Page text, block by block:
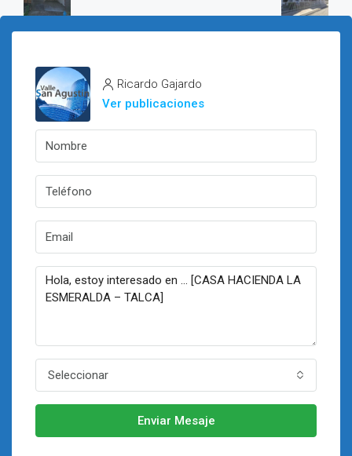
Ricardo Gajardo
Ver publicaciones
Seleccionar
Enviar Mesaje